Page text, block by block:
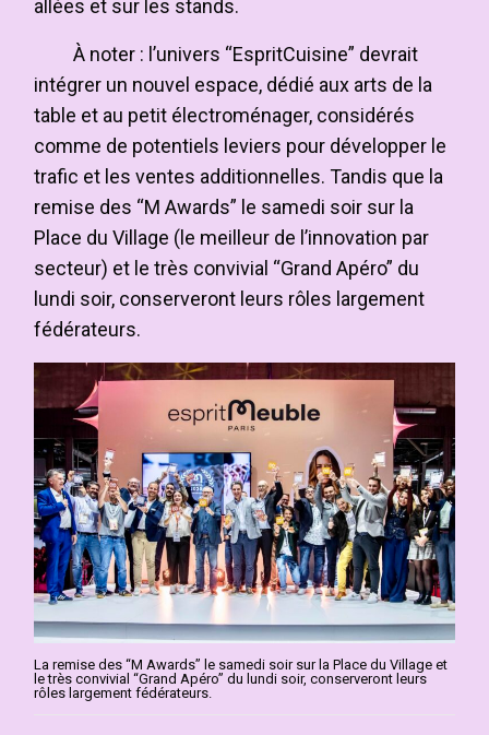
allées et sur les stands.
À noter : l’univers “EspritCuisine” devrait
intégrer un nouvel espace, dédié aux arts de la
table et au petit électroménager, considérés
comme de potentiels leviers pour développer le
trafic et les ventes additionnelles. Tandis que la
remise des “M Awards” le samedi soir sur la
Place du Village (le meilleur de l’innovation par
secteur) et le très convivial “Grand Apéro” du
lundi soir, conserveront leurs rôles largement
fédérateurs.
La remise des “M Awards” le samedi soir sur la Place du Village et
le très convivial “Grand Apéro” du lundi soir, conserveront leurs
rôles largement fédérateurs.